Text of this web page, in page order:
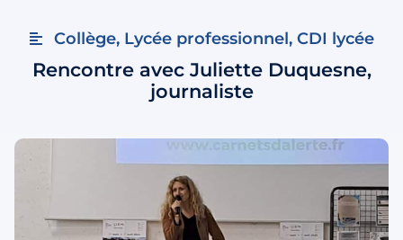
Collège, Lycée professionnel, CDI lycée
Rencontre avec Juliette Duquesne,
journaliste